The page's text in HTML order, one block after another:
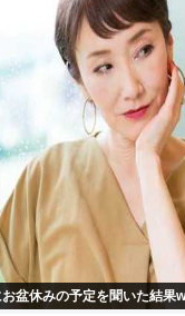
盆休みの予定を聞いた結果